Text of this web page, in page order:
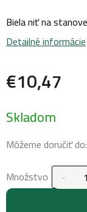
€10,47
cena:
Skladom
Môžeme doručiť do:
Množstvo
Biela niť na
Detailné informácie